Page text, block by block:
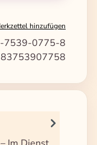
hinzufügen
7539-0775-8